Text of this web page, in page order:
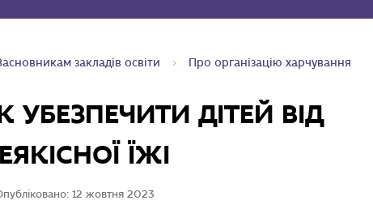
закладів освіти Про організацію харчування
УБЕЗПЕЧИТИ ДІТЕЙ ВІД
ЇЖІ
12 жовтня 2023